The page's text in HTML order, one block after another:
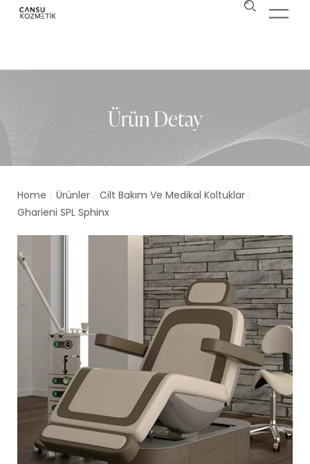
Ürün Detay
Home / Ürünler / Cilt Bakım Ve Medikal Koltuklar /
Gharieni SPL Sphinx